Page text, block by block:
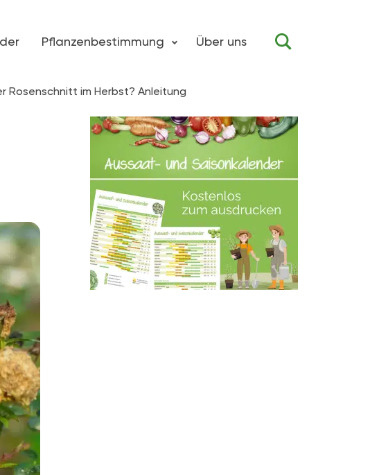
Pflanzenbestimmung Über uns
Rosenschnitt im Herbst? Anleitung